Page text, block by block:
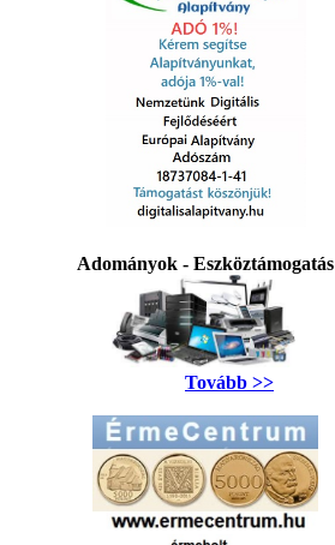
Adományok - Eszköztámogatás
Tovább >>